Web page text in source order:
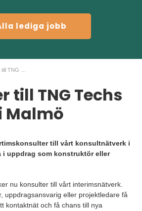
lediga jobb
till TNG Techs
Malmö
till vårt konsultnätverk i
i uppdrag som konstruktör eller
nu konsulter till vårt interimsnätverk.
uppdragsansvarig eller projektledare få
kontaktnät och få chans till nya